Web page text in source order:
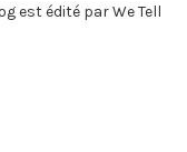
est édité par We Tell